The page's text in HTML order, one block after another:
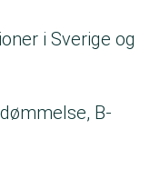
i Sverige og
B-